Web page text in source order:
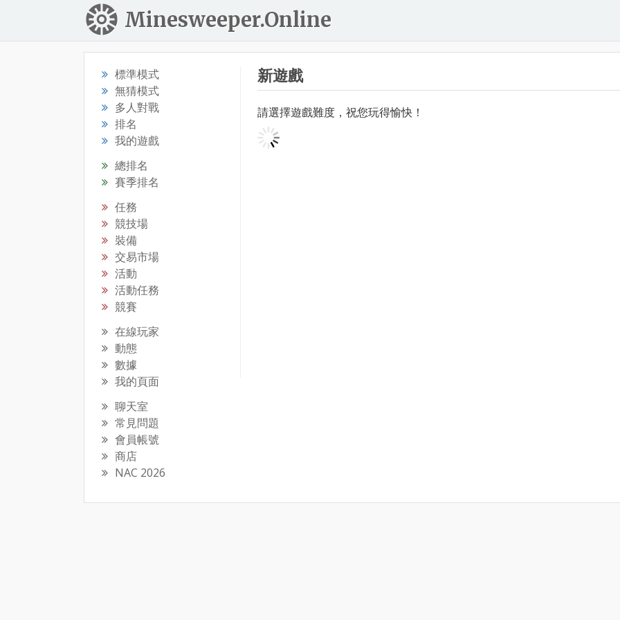
Minesweeper.Online
標準模式
無猜模式
多人對戰
排名
我的遊戲
總排名
賽季排名
任務
競技場
裝備
交易市場
活動
活動任務
競賽
在線玩家
動態
數據
我的頁面
聊天室
常見問題
會員帳號
商店
NAC 2026
新遊戲
請選擇遊戲難度，祝您玩得愉快！